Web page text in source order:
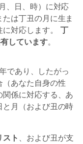
、日、時）に対応
は丁丑の月に生ま
対応します。 丁
しています。
であり、したがっ
（あなた自身の性
係に対応する、あ
月（および丑の時
ト 、および丑が支